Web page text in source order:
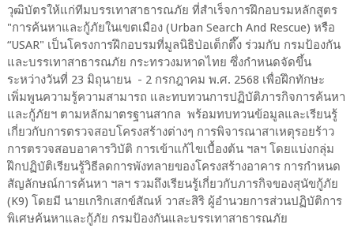
วุฒิบัตรให้แก่ทีมบรรเทาสาธารณภัย ที่สำเร็จการฝึกอบรมหลักสูตร
"การค้นหาและกู้ภัยในเขตเมือง (Urban Search And Rescue) หรือ
“USAR" เป็นโครงการฝึกอบรมที่มูลนิธิป่อเต็กตึ๊ง ร่วมกับ กรมป้องกัน
และบรรเทาสาธารณภัย กระทรวงมหาดไทย ซึ่งกำหนดจัดขึ้น
ระหว่างวันที่ 23 มิถุนายน - 2 กรกฎาคม พ.ศ. 2568 เพื่อฝึกทักษะ
เพิ่มพูนความรู้ความสามารถ และทบทวนการปฏิบัติภารกิจการค้นหา
และกู้ภัยฯ ตามหลักมาตรฐานสากล พร้อมทบทวนข้อมูลและเรียนรู้
เกี่ยวกับการตรวจสอบโครงสร้างต่างๆ การพิจารณาสาเหตุรอยร้าว
การตรวจสอบอาคารวิบัติ การเข้าแก้ไขเบื้องต้น ฯลฯ โดยแบ่งกลุ่ม
ฝึกปฏิบัติเรียนรู้วิธีลดการพังทลายของโครงสร้างอาคาร การกำหนด
สัญลักษณ์การค้นหา ฯลฯ รวมถึงเรียนรู้เกี่ยวกับภารกิจของสุนัขกู้ภัย
(K9) โดยมี นายเกริกเสกข์สัณห์ วาสะสิริ ผู้อำนวยการส่วนปฏิบัติการ
พิเศษค้นหาและกู้ภัย กรมป้องกันและบรรเทาสาธารณภัย